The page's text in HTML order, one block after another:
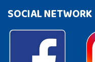
SOCIAL NETWORK